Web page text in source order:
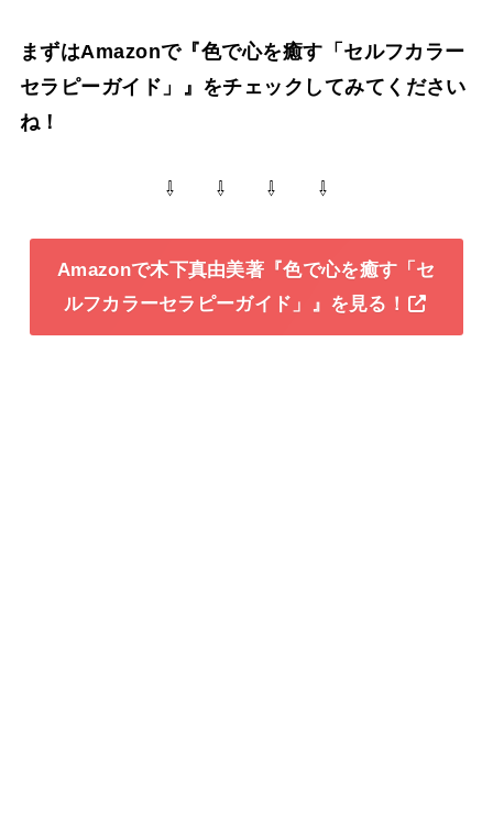
まずはAmazonで『色で心を癒す「セルフカラー
セラピーガイド」』 をチェックしてみてください
ね！
⇩ ⇩ ⇩ ⇩
Amazonで木下真由美著『色で心を癒す「セ
ルフカラーセラピーガイド」』 を見る！